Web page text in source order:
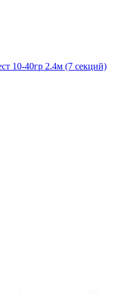
10-40гр 2.4м (7 секций)